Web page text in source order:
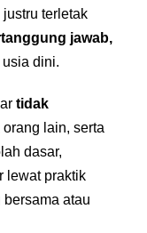
terletak
jawab,
dini.
tidak
lain, serta
dasar,
lewat praktik
atau